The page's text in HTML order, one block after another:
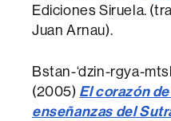
Ediciones Siruela.
Juan Arnau).
Bstan-‘dzin-rgya-
(2005) El corazón
enseñanzas del